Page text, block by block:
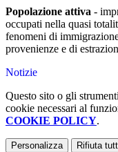
Popolazione attiva -
occupati nella quasi
fenomeni di
provenienze e di
Notizie
Questo sito o gli
cookie necessari al
COOKIE POLICY.
Personalizza Rifiuta